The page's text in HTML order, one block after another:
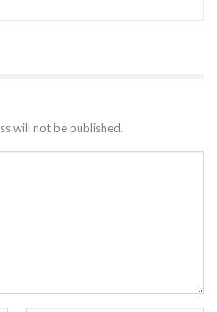
will not be published.